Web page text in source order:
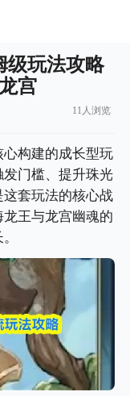
级玩法攻略
宫
11人浏览
构建的成长型玩
门槛、提升珠光
套玩法的核心战
王与龙宫幽魂的